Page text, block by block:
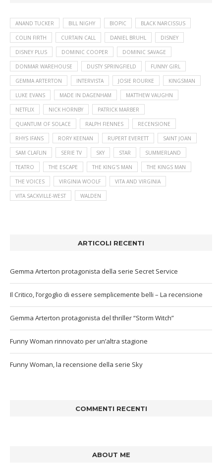
ANAND TUCKER BILL NIGHY BIOPIC BLACK NARCISSUS
COLIN FIRTH CURTAIN CALL DANIEL BRUHL DISNEY
DISNEY PLUS DOMINIC COOPER DOMINIC SAVAGE
DONMAR WAREHOUSE DUSTY SPRINGFIELD FUNNY GIRL
GEMMA ARTERTON INTERVISTA JOSIE ROURKE KINGSMAN
LUKE EVANS MADE IN DAGENHAM MATTHEW VAUGHN
NETFLIX NICK HORNBY PATRICK MARBER
QUANTUM OF SOLACE RALPH FIENNES RECENSIONE
RHYS IFANS RORY KEENAN RUPERT EVERETT SAINT JOAN
SAM CLAFLIN SERIE TV SKY STAR SUMMERLAND
TEATRO THE ESCAPE THE KING'S MAN THE KINGS MAN
THE VOICES VIRGINIA WOOLF VITA AND VIRGINIA
VITA SACKVILLE-WEST WALDEN
ARTICOLI RECENTI
Gemma Arterton protagonista della serie Secret Service
Il Critico, l’orgoglio di essere semplicemente belli – La recensione
Gemma Arterton protagonista del thriller “Storm Witch”
Funny Woman rinnovato per un’altra stagione
Funny Woman, la recensione della serie Sky
COMMENTI RECENTI
ABOUT ME